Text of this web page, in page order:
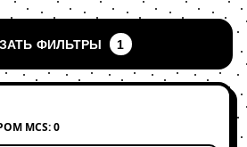
ФИЛЬТРЫ 1
MCS: 0